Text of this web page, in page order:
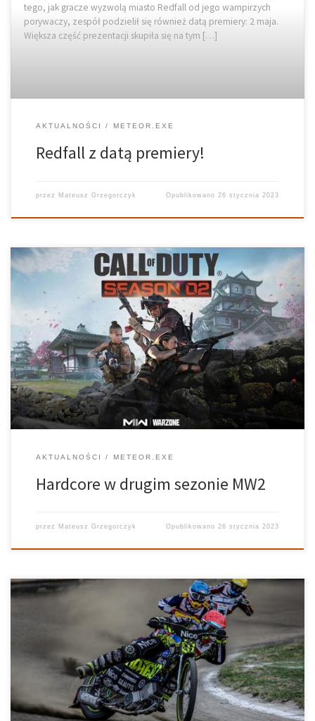
tego, jak gracze wyzwolą miasto Redfall od jego wampirzych
porywaczy, zespół podzielił się również datą premiery: 2 maja.
Większa część prezentacji skupiła się na tym […]
AKTUALNOŚCI METEOR.EXE
Redfall z datą premiery!
przez Mateusz Grzegorczyk Opublikowano26 stycznia 2023
Od czasu wydania Call of Duty: Modern Warfare II, gracze prosili o
tryb Hardcore, który był zauważalnie nieobecny w grze w
momencie premiery aż po dziś dzień. Infinity Ward ujawnił, że
Hardcore trafi do gry podczas nadchodzącego Sezonu 2, który
[…]
AKTUALNOŚCI METEOR.EXE
Hardcore w drugim sezonie MW2
przez Mateusz Grzegorczyk Opublikowano 26 stycznia 2023
15 listopada w mediach huknęła informacja, że Antonio Lindbaeck
będzie musiał odpokutować swoje zachowanie z lutego tego
roku. Szwed bowiem wsiadł za kółko i prowadził, mając w
organizmie 1,82 promila alkoholu. Początkowo skazano go na
miesiąc więzienia, ale już teraz […]